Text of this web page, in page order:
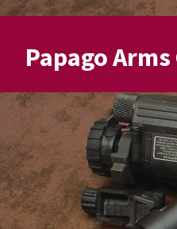
Papago